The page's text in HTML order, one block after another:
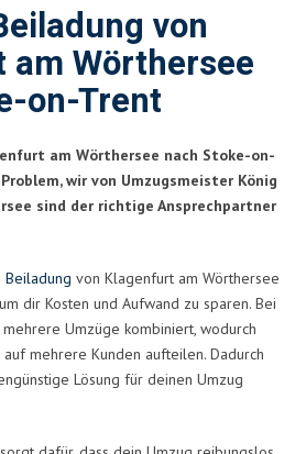
von
Wörthersee
on-Trent
am Wörthersee nach Stoke-on-
wir von Umzugsmeister König
sind der richtige Ansprechpartner
Beiladung von Klagenfurt am Wörthersee
dir Kosten und Aufwand zu sparen. Bei
Umzüge kombiniert, wodurch
mehrere Kunden aufteilen. Dadurch
Lösung für deinen Umzug